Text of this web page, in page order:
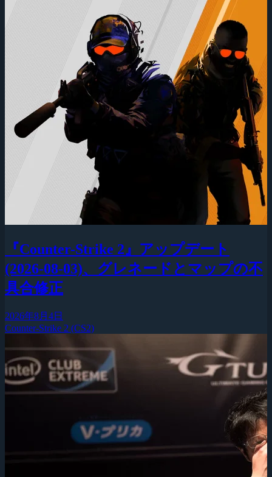
『Counter-Strike 2』アップデート
(2026-08-03)、グレネードとマップの不
具合修正
2026年8月4日
Counter-Strike 2 (CS2)